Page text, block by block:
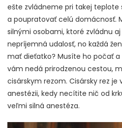
ešte zvládneme pri takej teplote
a poupratovať celú domácnosť.
silnými osobami, ktoré zvládnu aj
nepríjemná udalosť, no každá
mať dieťatko? Musíte ho počať a
vám nedá prirodzenou cestou,
cisárskym rezom. Cisársky rez je
anestézii, kedy necítite nič od
veľmi silná anestéza.